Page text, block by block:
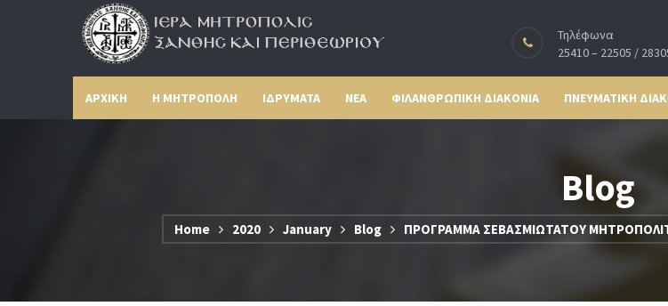
Τηλέφωνα
25410 – 22505 /
ΑΡΧΙΚΗ Η ΜΗΤΡΟΠΟΛΗ ΙΔΡΥΜΑΤΑ ΝΕΑ ΦΙΛΑΝΘΡΩΠΙΚΗ ΔΙΑΚΟΝΙΑ ΠΝΕΥΜΑΤΙΚΗ
Blog
Home 2020 January Blog ΠΡΟΓΡΑΜΜΑ ΣΕΒΑΣΜΙΩΤΑΤΟΥ